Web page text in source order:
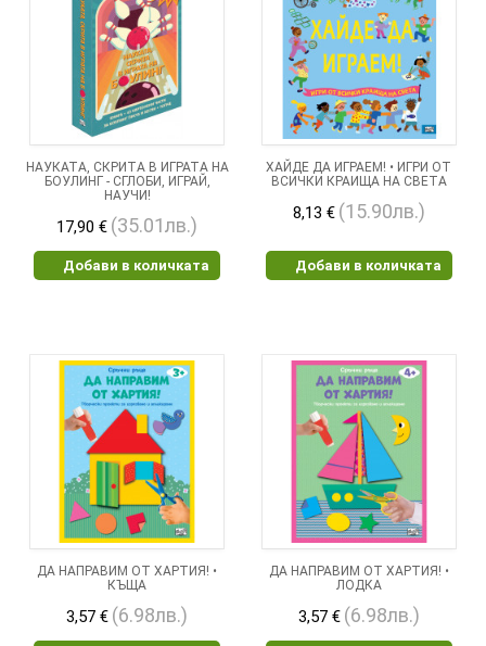
НАУКАТА, СКРИТА В ИГРАТА НА
БОУЛИНГ - СГЛОБИ, ИГРАЙ,
НАУЧИ!
17,90 € (35.01лв.)
Добави в количката
ХАЙДЕ ДА ИГРАЕМ! • ИГРИ ОТ
ВСИЧКИ КРАИЩА НА СВЕТА
8,13 € (15.90лв.)
Добави в количката
ДА НАПРАВИМ ОТ ХАРТИЯ! •
КЪЩА
3,57 € (6.98лв.)
ДА НАПРАВИМ ОТ ХАРТИЯ! •
ЛОДКА
3,57 € (6.98лв.)